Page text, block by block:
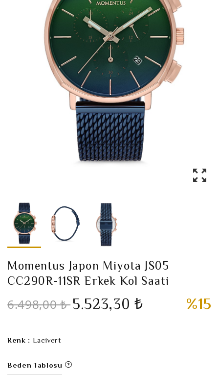
Momentus Japon Miyota JS05
CC290R-11SR Erkek Kol Saati
6.498,00 ₺5.523,30 ₺ %15
Renk : Lacivert
Beden Tablosu